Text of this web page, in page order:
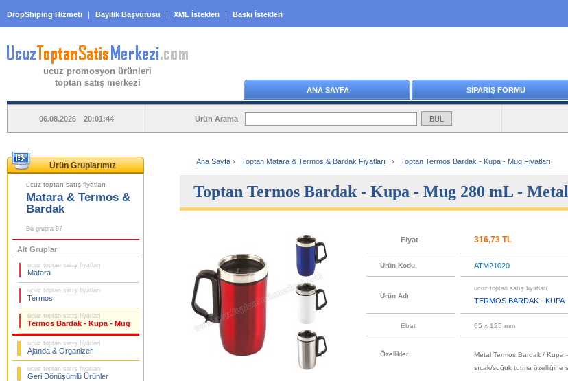
DropShiping Hizmeti | Bayilik Başvurusu | XML İstekleri | Baskı İstekleri
ucuz promosyon ürünleri
toptan satış merkezi
ANA SAYFA SİPARİŞ FORMU
06.08.2026 20:01:44 Ürün Arama
Ürün Gruplarımız
ucuz toptan satış fiyatları
Matara & Termos &
Bardak
Bu grupta 97
Alt Gruplar
ucuz toptan satış fiyatları
Matara
ucuz toptan satış fiyatları
Termos
ucuz toptan satış fiyatları
Termos Bardak - Kupa - Mug
ucuz toptan satış fiyatları
Ajanda & Organizer
ucuz toptan satış fiyatları
Geri Dönüşümlü Ürünler
Ana Sayfa› Toptan Matara & Termos & Bardak Fiyatları › Toptan Termos Bardak - Kupa - Mug Fiyatları
Toptan Termos Bardak - Kupa - Mug 280 mL - Metal
Fiyat 316,73 TL
Ürün Kodu ATM21020
Ürün Adı
ucuz toptan satış fiyatları
TERMOS BARDAK - KUPA
Ebat 65 x 125 mm
Özellikler
Metal Termos Bardak / Kupa
sıcak/soğuk tutma özelliğine